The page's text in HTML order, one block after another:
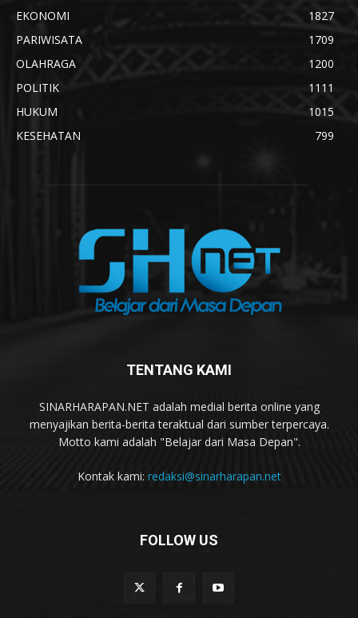
EKONOMI
1827
PARIWISATA
1709
OLAHRAGA
1200
POLITIK
1111
HUKUM
1015
KESEHATAN
799
TENTANG KAMI
SINARHARAPAN.NET adalah medial berita online yang
menyajikan berita-berita teraktual dari sumber terpercaya.
Motto kami adalah "Belajar dari Masa Depan".
Kontak kami: redaksi@sinarharapan.net
FOLLOW US